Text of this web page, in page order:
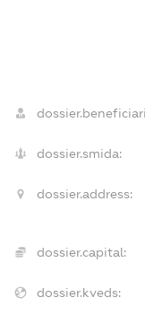
dossier.smida:
dossier.address:
dossier.capital:
dossier.kveds: